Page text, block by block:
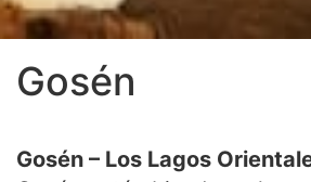
Gosén
Gosén – Los Lagos